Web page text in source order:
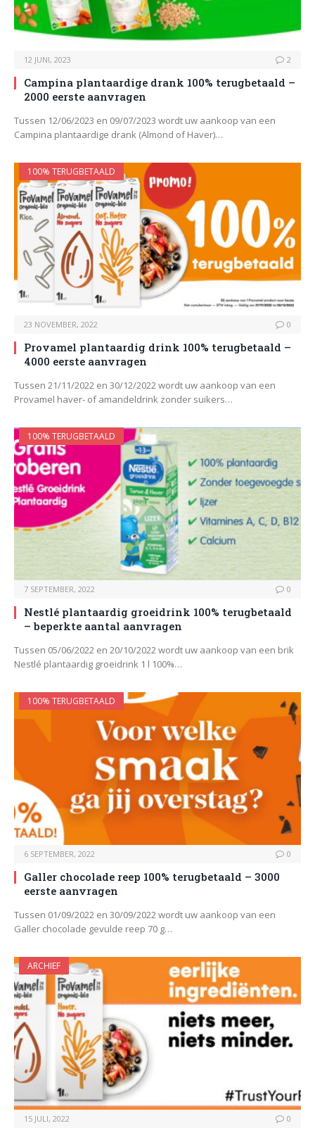
12 JUNI, 2023 2
Campina plantaardige drank 100% terugbetaald –
2000 eerste aanvragen
Tussen 12/06/2023 en 09/07/2023 wordt uw aankoop van een
Campina plantaardige drank (Almond of Haver)…
100% TERUGBETAALD
23 NOVEMBER, 2022 0
Provamel plantaardig drink 100% terugbetaald –
4000 eerste aanvragen
Tussen 21/11/2022 en 30/12/2022 wordt uw aankoop van een
Provamel haver- of amandeldrink zonder suikers…
100% TERUGBETAALD
7 SEPTEMBER, 2022 0
Nestlé plantaardig groeidrink 100% terugbetaald
– beperkte aantal aanvragen
Tussen 05/06/2022 en 20/10/2022 wordt uw aankoop van een brik
Nestlé plantaardig groeidrink 1 l 100%…
100% TERUGBETAALD
6 SEPTEMBER, 2022 0
Galler chocolade reep 100% terugbetaald – 3000
eerste aanvragen
Tussen 01/09/2022 en 30/09/2022 wordt uw aankoop van een
Galler chocolade gevulde reep 70 g…
ARCHIEF
15 JULI, 2022 0